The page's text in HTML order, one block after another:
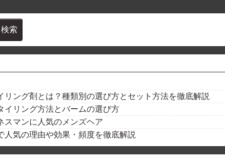
リング剤とは？種類別の選び方とセット方法を徹底解説
イリング方法とバームの選び方
スマンに人気のメンズヘア
人気の理由や効果・頻度を徹底解説